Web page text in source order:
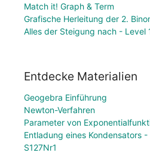
Match it! Graph & Term
Grafische Herleitung der 2.
Alles der Steigung nach - Level
Entdecke Materialien
Geogebra Einführung
Newton-Verfahren
Parameter von
Entladung eines Kondensators
S127Nr1